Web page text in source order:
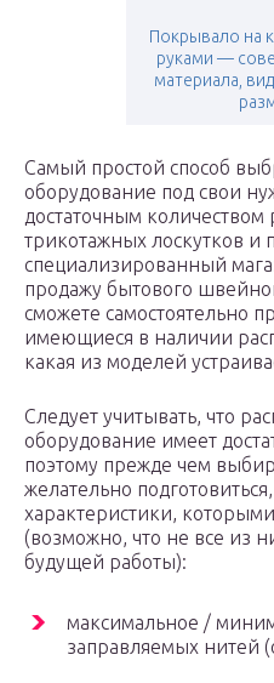
Покрывало на
руками —
материала,
Самый простой способ
оборудование под свои
достаточным
трикотажных лоскутков и
специализированный
продажу бытового
сможете самостоятельно
имеющиеся в наличии
какая из моделей
Следует учитывать, что
оборудование имеет
поэтому прежде чем
желательно
характеристики,
(возможно, что не все из
будущей работы):
максимальное /
заправляемых нитей